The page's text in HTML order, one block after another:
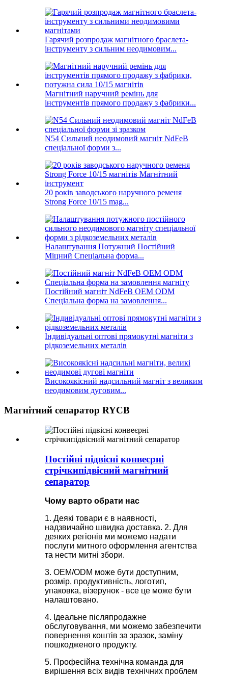
Гарячий розпродаж магнітного браслета-
інструменту з сильним неодимовим...
Магнітний наручний ремінь для
інструментів прямого продажу з фабрики...
N54 Сильний неодимовий магніт NdFeB
спеціальної форми з...
20 років заводського наручного ременя
Strong Force 10/15 mag...
Налаштування Потужний Постійний
Міцний Спеціальна форма...
Постійний магніт NdFeB OEM ODM
Спеціальна форма на замовлення...
Індивідуальні оптові прямокутні магніти з
рідкоземельних металів
Високоякісний надсильний магніт з великим
неодимовим дуговим...
Магнітний сепаратор RYCB
Постійні підвісні конвеєрні
стрічкипідвісний магнітний
сепаратор
Чому варто обрати нас
1. Деякі товари є в наявності,
надзвичайно швидка доставка. 2. Для
деяких регіонів ми можемо надати
послуги митного оформлення агентства
та нести митні збори.
3. OEM/ODM може бути доступним,
розмір, продуктивність, логотип,
упаковка, візерунок - все це може бути
налаштовано.
4. Ідеальне післяпродажне
обслуговування, ми можемо забезпечити
повернення коштів за зразок, заміну
пошкодженого продукту.
5. Професійна технічна команда для
вирішення всіх видів технічних проблем